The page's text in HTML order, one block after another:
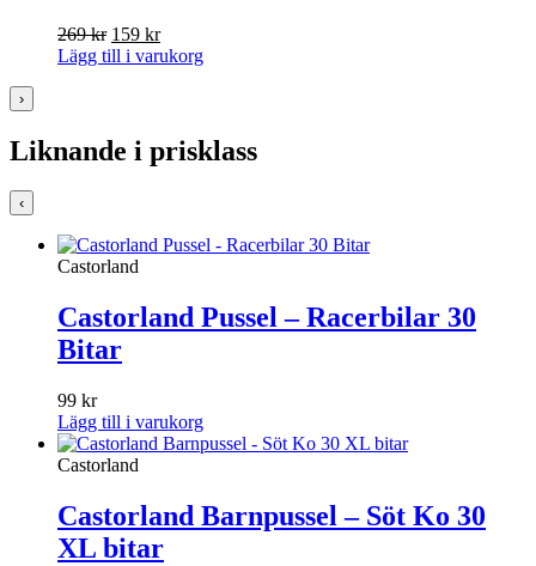
269kr Det
ursprungliga
159 krDet
nuvarande
Lägg till i varukorg
›
Liknande i prisklass
‹
Castorland
Castorland Pussel – Racerbilar 30
Bitar
99 kr
Lägg till i varukorg
Castorland
Castorland Barnpussel – Söt Ko 30
XL bitar